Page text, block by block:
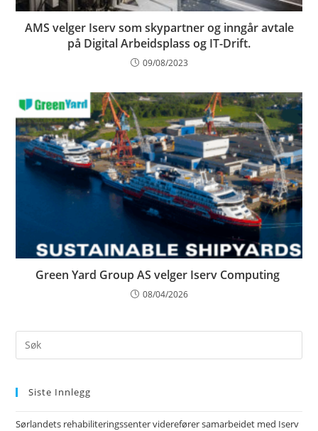
AMS velger Iserv som skypartner og inngår avtale
på Digital Arbeidsplass og IT-Drift.
09/08/2023
Green Yard Group AS velger Iserv Computing
08/04/2026
Siste Innlegg
Sørlandets rehabiliteringssenter viderefører samarbeidet med Iserv